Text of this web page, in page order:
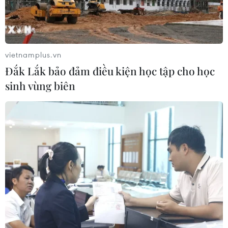
Xem thêm
CƠ QUAN CHỦ QUẢN: THÔNG TẤN XÃ VIỆT NAM
Tổng Biên tập: TRẦN TIẾN DUẨN
Phó Tổng Biên tập: NGUYỄN THỊ TÁM, KHÚC THANH
Sở hữu trí tuệ
Quy định sử dụng
RSS
Hỗ trợ
Ngôn ngữ
TTXVN
Dịch vụ tin
Quảng cáo
vietnamplus.vn
Đắk Lắk bảo đảm điều kiện học tập cho học
sinh vùng biên